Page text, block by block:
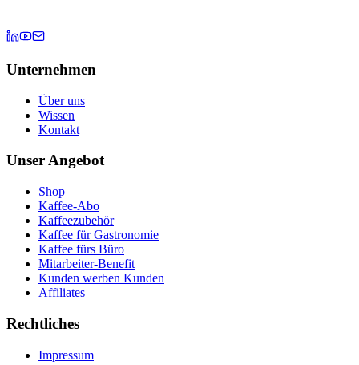
Unternehmen
Über uns
Wissen
Kontakt
Unser Angebot
Shop
Kaffee-Abo
Kaffeezubehör
Kaffee für Gastronomie
Kaffee fürs Büro
Mitarbeiter-Benefit
Kunden werben Kunden
Affiliates
Rechtliches
Impressum